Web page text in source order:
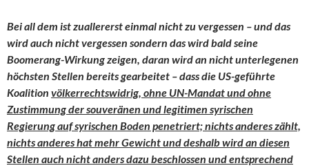
Bei all dem ist zuallererst einmal nicht zu vergessen – und das
wird auch nicht vergessen sondern das wird bald seine
Boomerang-Wirkung zeigen, daran wird an nicht unterlegenen
höchsten Stellen bereits gearbeitet – dass die US-geführte
Koalition völkerrechtswidrig, ohne UN-Mandat und ohne
Zustimmung der souveränen und legitimen syrischen
Regierung auf syrischen Boden penetriert; nichts anderes zählt,
nichts anderes hat mehr Gewicht und deshalb wird an diesen
Stellen auch nicht anders dazu beschlossen und entsprechend